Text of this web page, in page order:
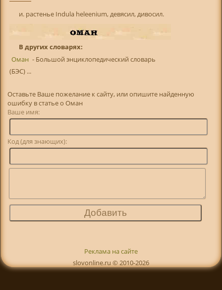
и. растенье Indula heleenium, девясил, дивосил.
В других словарях:
Оман - Большой энциклопедический словарь
(БЭС) ...
Оставьте Ваше пожелание к сайту, или опишите найденную
ошибку в статье о Оман
Ваше имя:
Код (для знающих):
Реклама на сайте
slovonline.ru © 2010-2026